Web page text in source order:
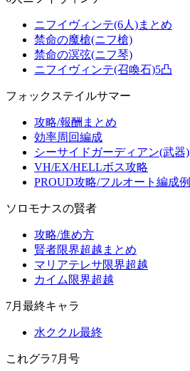
ニフイヴィンテ(6人)まとめ
禁命の魔槍(ニフ槍)
禁命の溟弦(ニフ琴)
ニフイヴィンテ(召喚石)5凸
フォックステイルサマー
攻略/報酬まとめ
効率周回編成
シーサイドガーディアン(武器)
VH/EX/HELLボス攻略
PROUD攻略/フルオート編成例
ソロモナスの賢者
攻略/進め方
賢者限界超越まとめ
マリアテレサ限界超越
カイム限界超越
7月最終キャラ
水ククル最終
これグラ7月号